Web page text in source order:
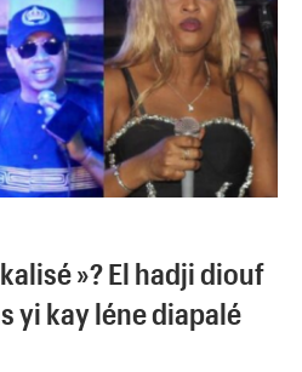
»? El hadji diouf
yi kay léne diapalé